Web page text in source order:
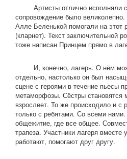
Артисты отлично исполняли
сопровождение было
Алле Беленькой помогали на этот
(кларнет). Текст заключительной
тоже написан Принцем прямо в
И, конечно, лагерь. О нём
отдельно, настолько он был
сцене с героями в течение пьесы
метаморфозы. Сёстры становятся
взрослеет. То же происходило и с
только с ребятами. Со всеми
общежитие, где все общее.
трапеза. Участники лагеря вместе
работают, помогают друг другу.